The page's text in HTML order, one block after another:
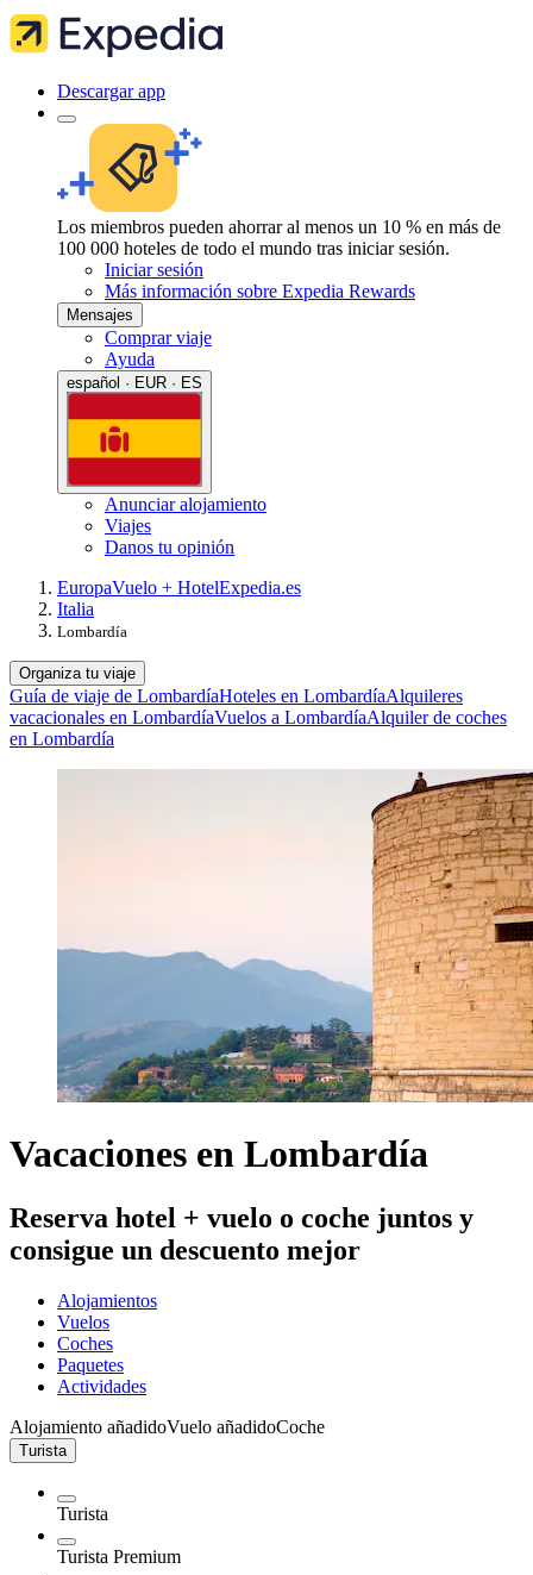
Descargar app
Los miembros pueden ahorrar al menos un 10 % en más de
100 000 hoteles de todo el mundo tras iniciar sesión.
Iniciar sesión
Más información sobre Expedia Rewards
Mensajes
Comprar viaje
Ayuda
español · EUR · ES
Anunciar alojamiento
Viajes
Danos tu opinión
EuropaVuelo + HotelExpedia.es
Italia
Lombardía
Organiza tu viaje
Guía de viaje de LombardíaHoteles en LombardíaAlquileres
vacacionales en LombardíaVuelos a LombardíaAlquiler de coches
en Lombardía
Vacaciones en Lombardía
Reserva hotel + vuelo o coche juntos y
consigue un descuento mejor
Alojamientos
Vuelos
Coches
Paquetes
Actividades
Alojamiento añadidoVuelo añadidoCoche
Turista
Turista
Turista Premium